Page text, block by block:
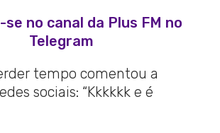
se no canal da Plus FM no
Telegram
tempo comentou a
sociais: “Kkkkkk e é